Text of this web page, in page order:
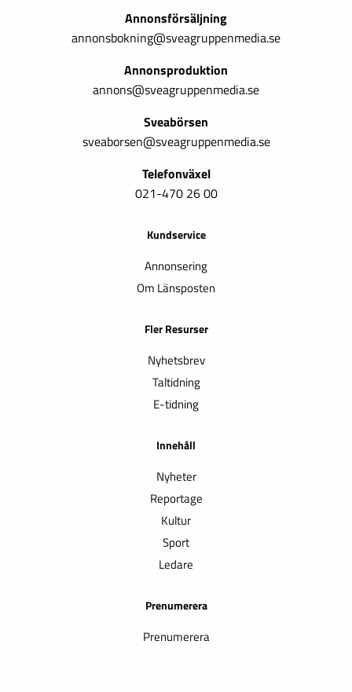
Annonsförsäljning
annonsbokning@sveagruppenmedia.se
Annonsproduktion
annons@sveagruppenmedia.se
Sveabörsen
sveaborsen@sveagruppenmedia.se
Telefonväxel
021-470 26 00
Kundservice
Annonsering
Om Länsposten
Fler Resurser
Nyhetsbrev
Taltidning
E-tidning
Innehåll
Nyheter
Reportage
Kultur
Sport
Ledare
Prenumerera
Prenumerera